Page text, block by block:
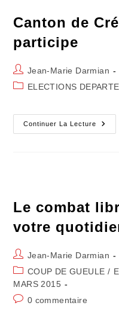
Canton de
participe
Auteur/autrice
de
Jean-Marie Darmian
PostELECTIONS
Continuer La Lecture
De
Le combat
votre
Auteur/autrice
de
la
Jean-Marie Darmian
Post
category:
COUP DE GUEULE /
MARS 2015
Commentaires
0 commentaire